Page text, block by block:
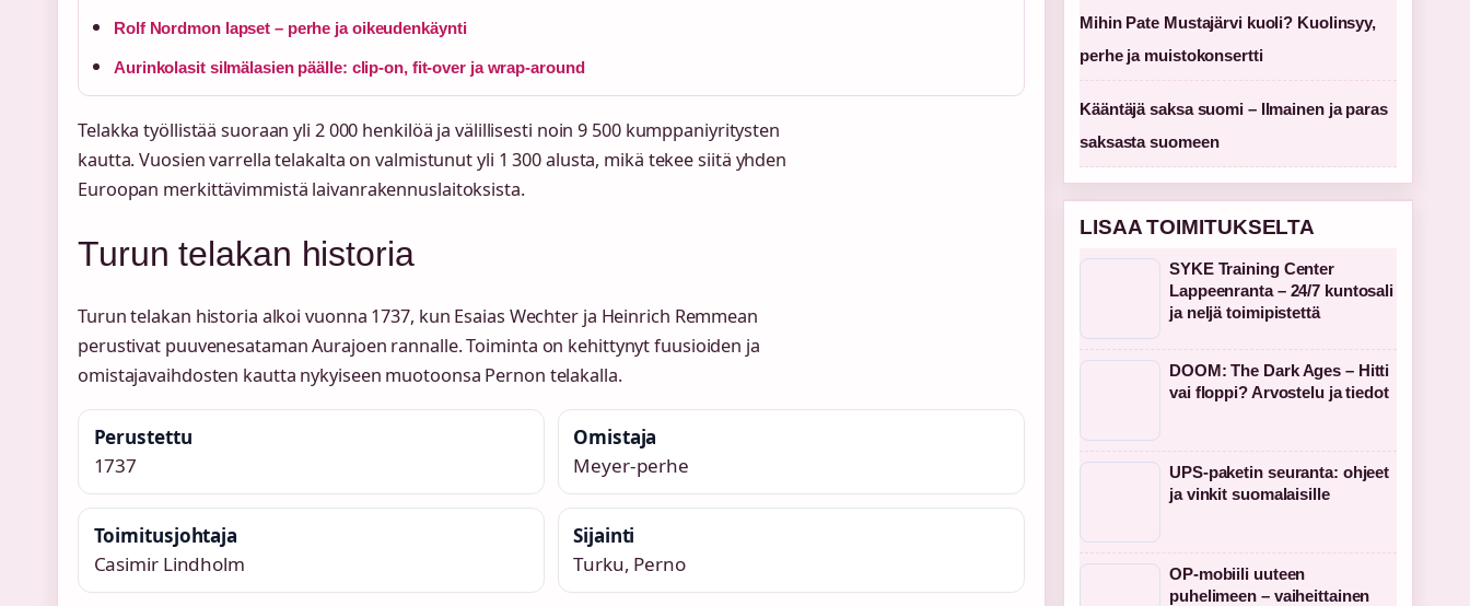
Rolf Nordmon lapset – perhe ja oikeudenkäynti
Aurinkolasit silmälasien päälle: clip-on, fit-over ja wrap-around
Telakka työllistää suoraan yli 2 000 henkilöä ja välillisesti noin 9 500 kumppaniyritysten
kautta. Vuosien varrella telakalta on valmistunut yli 1 300 alusta, mikä tekee siitä yhden
Euroopan merkittävimmistä laivanrakennuslaitoksista.
Turun telakan historia
Turun telakan historia alkoi vuonna 1737, kun Esaias Wechter ja Heinrich Remmean
perustivat puuvenesataman Aurajoen rannalle. Toiminta on kehittynyt fuusioiden ja
omistajavaihdosten kautta nykyiseen muotoonsa Pernon telakalla.
Perustettu
1737
Omistaja
Meyer-perhe
Toimitusjohtaja
Casimir Lindholm
Sijainti
Turku, Perno
Mihin Pate Mustajärvi kuoli? Kuolinsyy,
perhe ja muistokonsertti
Kääntäjä saksa suomi – Ilmainen ja paras
saksasta suomeen
LISAA TOIMITUKSELTA
SYKE Training Center
Lappeenranta – 24/7 kuntosali
ja neljä toimipistettä
DOOM: The Dark Ages – Hitti
vai floppi? Arvostelu ja tiedot
UPS-paketin seuranta: ohjeet
ja vinkit suomalaisille
OP-mobiili uuteen
puhelimeen – vaiheittainen